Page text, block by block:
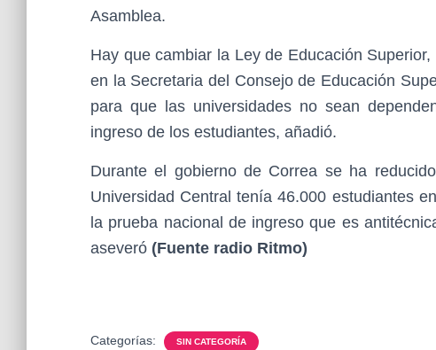
Asamblea.
Hay que cambiar la Ley de Educación
en la Secretaria del Consejo de Educación
para que las universidades no sean
ingreso de los estudiantes, añadió.
Durante el gobierno de Correa se ha
Universidad Central tenía 46.000 estudiantes
la prueba nacional de ingreso que es
aseveró (Fuente radio Ritmo)
Categorías: SIN CATEGORÍA